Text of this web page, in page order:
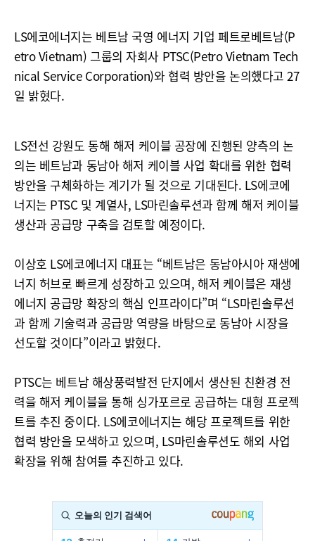
LS에코에너지는 베트남 국영 에너지 기업 페트로베트남(P
etro Vietnam) 그룹의 자회사 PTSC(Petro Vietnam Tech
nical Service Corporation)와 협력 방안을 논의했다고 27
일 밝혔다.
LS전선 강원도 동해 해저 케이블 공장에 진행된 양측의 논
의는 베트남과 동남아 해저 케이블 사업 확대를 위한 협력
방안을 구체화하는 계기가 될 것으로 기대된다. LS에코에
너지는 PTSC 및 계열사, LS마린솔루션과 함께 해저 케이블
생산과 공급망 구축을 검토할 예정이다.
이상호 LS에코에너지 대표는 “베트남은 동남아시아 재생에
너지 허브로 빠르게 성장하고 있으며, 해저 케이블은 재생
에너지 공급망 확장의 핵심 인프라이다”며 “LS마린솔루션
과 함께 기술력과 공급망 역량을 바탕으로 동남아 시장을
선도할 것이다”이라고 밝혔다.
PTSC는 베트남 해상풍력발전 단지에서 생산된 친환경 전
력을 해저 케이블을 통해 싱가포르로 공급하는 대형 프로젝
트를 추진 중이다. LS에코에너지는 해당 프로젝트를 위한
협력 방안을 모색하고 있으며, LS마린솔루션도 해외 사업
확장을 위해 참여를 추진하고 있다.